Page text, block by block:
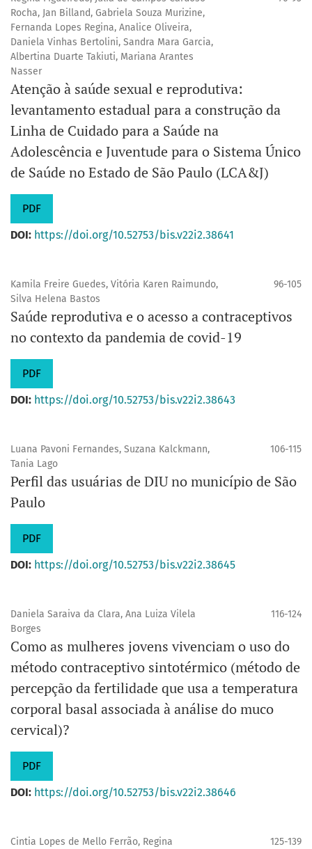
Rocha, Jan Billand, Gabriela Souza Murizine,
Fernanda Lopes Regina, Analice Oliveira,
Daniela Vinhas Bertolini, Sandra Mara Garcia,
Albertina Duarte Takiuti, Mariana Arantes
Nasser
Atenção à saúde sexual e reprodutiva:
levantamento estadual para a construção da
Linha de Cuidado para a Saúde na
Adolescência e Juventude para o Sistema Único
de Saúde no Estado de São Paulo (LCA&J)
PDF
DOI: https://doi.org/10.52753/bis.v22i2.38641
Kamila Freire Guedes, Vitória Karen Raimundo,
Silva Helena Bastos
96-105
Saúde reprodutiva e o acesso a contraceptivos
no contexto da pandemia de covid-19
PDF
DOI: https://doi.org/10.52753/bis.v22i2.38643
Luana Pavoni Fernandes, Suzana Kalckmann,
Tania Lago
106-115
Perfil das usuárias de DIU no município de São
Paulo
PDF
DOI: https://doi.org/10.52753/bis.v22i2.38645
Daniela Saraiva da Clara, Ana Luiza Vilela
Borges
116-124
Como as mulheres jovens vivenciam o uso do
método contraceptivo sintotérmico (método de
percepção da fertilidade que usa a temperatura
corporal basal associada à análise do muco
cervical)?
PDF
DOI: https://doi.org/10.52753/bis.v22i2.38646
Cintia Lopes de Mello Ferrão, Regina
125-139